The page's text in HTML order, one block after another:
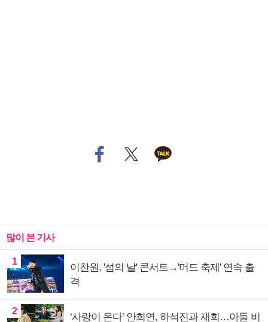
많이 본 기사
1
이찬원, '섬의 날' 콘서트→'머드 축제' 연속 출
격
2
‘사랑이 온다’ 안희연, 하석진과 재회…아들 비